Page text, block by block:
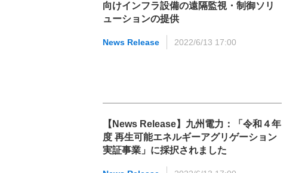
向けインフラ設備の遠隔監視・制御ソリ
ューションの提供
News Release 2022/6/13 17:00
【News Release】九州電力：「令和４年
度 再生可能エネルギーアグリゲーション
実証事業」に採択されました